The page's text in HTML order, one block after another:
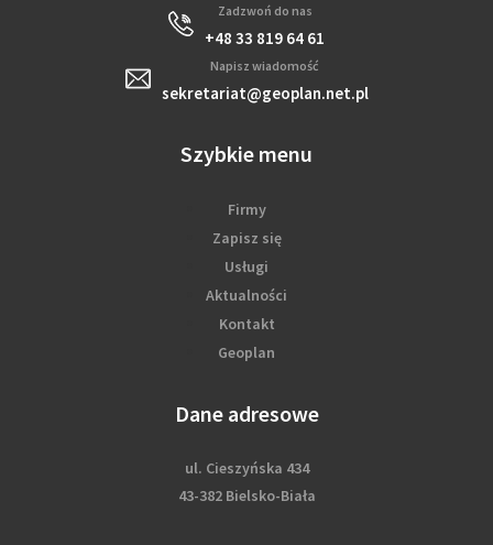
Zadzwoń do nas
+48 33 819 64 61
Napisz wiadomość
sekretariat@geoplan.net.pl
Szybkie menu
Firmy
Zapisz się
Usługi
Aktualności
Kontakt
Geoplan
Dane adresowe
ul. Cieszyńska 434
43-382 Bielsko-Biała